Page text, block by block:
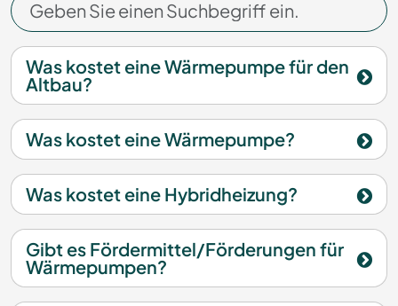
Was kostet eine Wärmepumpe für den
Altbau?
Was kostet eine Wärmepumpe?
Was kostet eine Hybridheizung?
Gibt es Fördermittel/Förderungen für
Wärmepumpen?